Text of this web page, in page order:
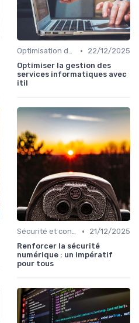
Optimisation des infrastructures IT •
22/12/2025
Optimiser la gestion des
services informatiques avec
itil
Sécurité et conformité •
21/12/2025
Renforcer la sécurité
numérique : un impératif
pour tous